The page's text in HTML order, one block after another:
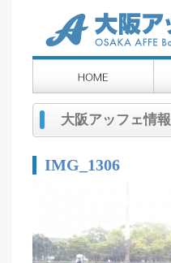
大阪アッフェ情報
IMG_1306